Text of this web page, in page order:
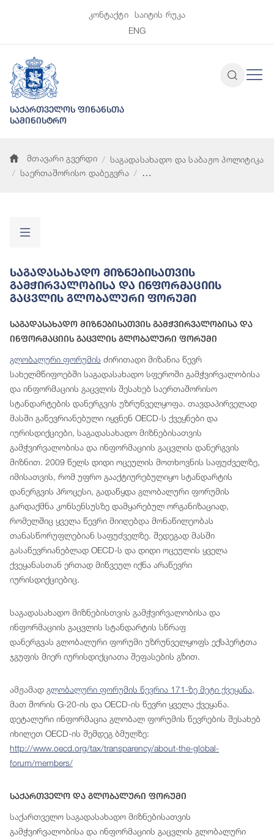
კონტაქტი
საიტის რუკა
ENG
საქართველოს ფინანსთა
სამინისტრო
მთავარი გვერდი
საგადასახადო და საბაჟო პოლიტიკა
საერთაშორისო დაბეგვრა
Საგადასახადო Მიზნებისათვის
Გამჭირვალობისა Და Ინფორმაციის
Გაცვლის Გლობალური Ფორუმი
Საგადასახადო Მიზნებისათვის Გამჭვირვალობისა Და
Ინფორმაციის Გაცვლის Გლობალური Ფორუმი
გლობალური ფორუმის ძირითადი მიზანია წევრ
სახელმწიფოებში საგადასახადო სფეროში გამჭვირვალობისა
და ინფორმაციის გაცვლის შესახებ საერთაშორისო
სტანდარტების დანერგვის უზრუნველყოფა. თავდაპირველად
მასში გაწევრიანებული იყვნენ OECD-ს ქვეყნები და
იურისდიქციები, საგადასახადო მიზნებისათვის
გამჭვირვალობისა და ინფორმაციის გაცვლის დანერგვის
მიზნით. 2009 წელს დიდი ოცეულის მოთხოვნის საფუძველზე,
იმისათვის, რომ უფრო გააქტიურებულიყო სტანდარტის
დანერგვის პროცესი, გადაწყდა გლობალური ფორუმის
გარდაქმნა კონსენსუსზე დამყარებულ ორგანიზაციად,
რომელშიც ყველა წევრი მიიღებდა მონაწილეობას
თანასწორუფლებიან საფუძველზე. შედეგად მასში
გასაწევრიანებლად OECD-ს და დიდი ოცეულის ყველა
ქვეყანასთან ერთად მიწვეულ იქნა არაწევრი
იურისდიქციებიც.
საგადასახადო მიზნებისთვის გამჭვირვალობისა და
ინფორმაციის გაცვლის სტანდარტის სწრაფ
დანერგვას გლობალური ფორუმი უზრუნველყოფს ექსპერტთა
ჯგუფის მიერ იურისდიქციათა შეფასების გზით.
ამჟამად გლობალური ფორუმის წევრია 171-ზე მეტი ქვეყანა,
მათ შორის G-20-ის და OECD-ის წევრი ყველა ქვეყანა.
დეტალური ინფორმაცია გლობალ ფორუმის წევრების შესახებ
იხილეთ OECD-ის შემდეგ ბმულზე:
http://www.oecd.org/tax/transparency/about-the-global-
forum/members/
Საქართველო Და Გლობალური Ფორუმი
საქართველო საგადასახადო მიზნებისათვის
გამჭვირვალობისა და ინფორმაციის გაცვლის გლობალური